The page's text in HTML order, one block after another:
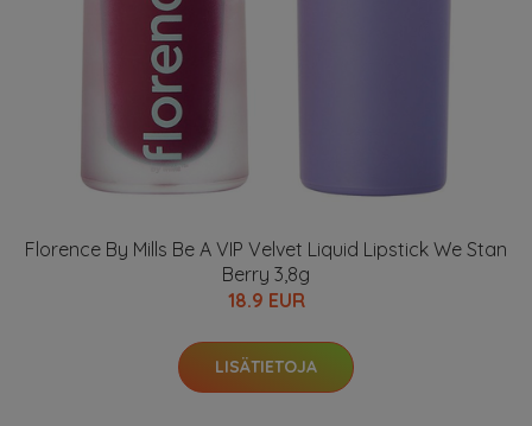
Florence By Mills Be A VIP Velvet Liquid Lipstick We Stan
Berry 3,8g
18.9 EUR
LISÄTIETOJA